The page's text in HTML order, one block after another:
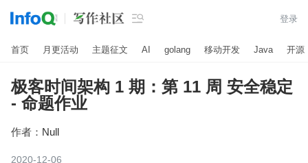
 登录
首页 月更活动 主题征文 AI golang 移动开发 Java 开源
极客时间架构 1 期：第 11 周 安全稳定
- 命题作业
作者： Null
2020-12-06